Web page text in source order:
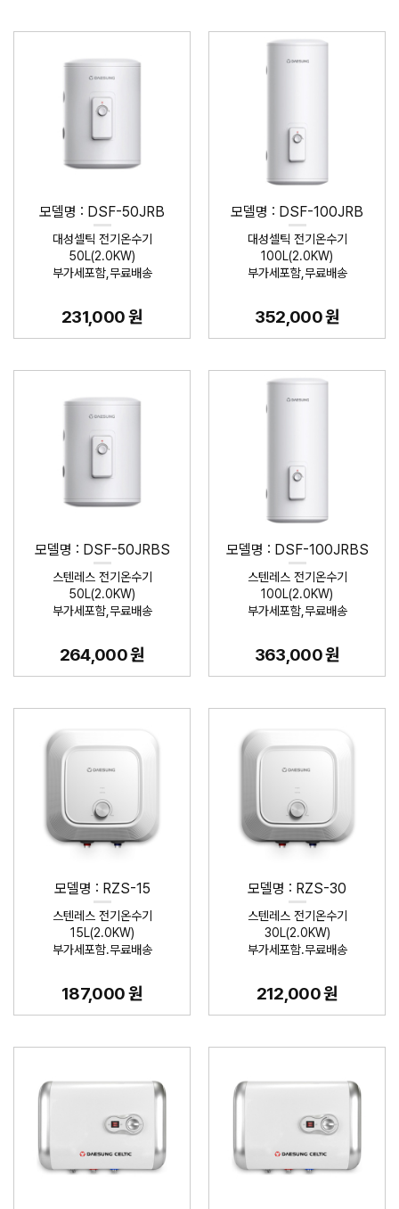
모델명 : DSF-50JRB
대성셀틱 전기온수기
50L(2.0KW)
부가세포함,무료배송
231,000 원
모델명 : DSF-100JRB
대성셀틱 전기온수기
100L(2.0KW)
부가세포함,무료배송
352,000 원
모델명 : DSF-50JRBS
스텐레스 전기온수기
50L(2.0KW)
부가세포함,무료배송
264,000 원
모델명 : DSF-100JRBS
스텐레스 전기온수기
100L(2.0KW)
부가세포함,무료배송
363,000 원
모델명 : RZS-15
스텐레스 전기온수기
15L(2.0KW)
부가세포함.무료배송
187,000 원
모델명 : RZS-30
스텐레스 전기온수기
30L(2.0KW)
부가세포함.무료배송
212,000 원